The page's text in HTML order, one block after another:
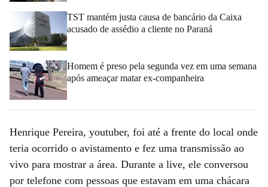
TST mantém justa causa de bancário da Caixa
acusado de assédio a cliente no Paraná
Homem é preso pela segunda vez em uma semana
após ameaçar matar ex-companheira
Henrique Pereira, youtuber, foi até a frente do local onde
teria ocorrido o avistamento e fez uma transmissão ao
vivo para mostrar a área. Durante a live, ele conversou
por telefone com pessoas que estavam em uma chácara